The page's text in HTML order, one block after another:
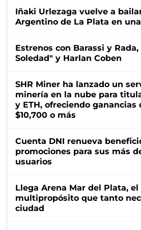
Iñaki Urlezaga vuelve a
Argentino de La Plata en
Estrenos con Barassi y
Soledad" y Harlan Coben
SHR Miner ha lanzado un
minería en la nube para
y ETH, ofreciendo ganancias
$10,700 o más
Cuenta DNI renueva
promociones para sus más
usuarios
Llega Arena Mar del Plata,
multipropósito que tanto
ciudad